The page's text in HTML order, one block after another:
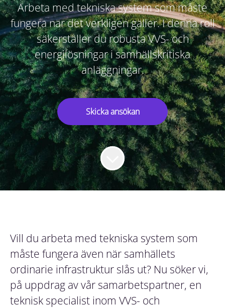
Arbeta med tekniska system som måste
fungera när det verkligen gäller. I denna roll
säkerställer du robusta VVS- och
energilösningar i samhällskritiska
anläggningar.
Skicka ansökan
Vill du arbeta med tekniska system som
måste fungera även när samhällets
ordinarie infrastruktur slås ut? Nu söker vi,
på uppdrag av vår samarbetspartner, en
teknisk specialist inom VVS- och